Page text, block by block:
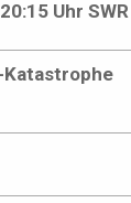
Uhr SWR